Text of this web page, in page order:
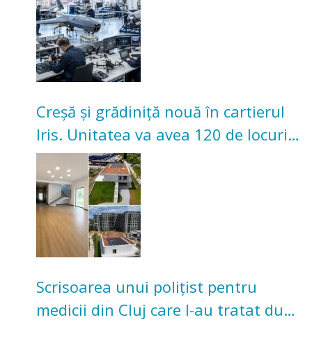
Creșă și grădiniță nouă în cartierul
Iris. Unitatea va avea 120 de locuri
pentru copii
Scrisoarea unui polițist pentru
medicii din Cluj care l-au tratat după